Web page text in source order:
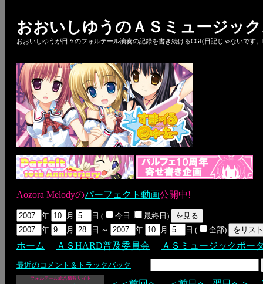
おおいしゆうのＡＳミュージッ
おおいしゆうが日々のフォルテール演奏の記録を書き続けるCGI(日記じゃないです
Aozora Melodyのパーフェクト動画公開中!
年 月 日 ( 今日
最終日)
年
月 日 ～ 年 月 日 ( 全部)
ホーム ＡＳHARD普及委員会 ＡＳミュージックポー
最近のコメント＆トラックバック
フォルテール総合情報サイト